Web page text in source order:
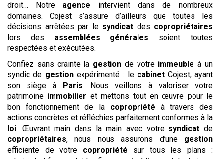
droit… Notre agence intervient dans de nombreux
domaines. Cojest s’assure d’ailleurs que toutes les
décisions arrêtées par le syndicat des copropriétaires
lors des assemblées générales soient toutes
respectées et exécutées.
Confiez sans crainte la gestion de votre immeuble à un
syndic de gestionexpérimenté : le cabinet Cojest, ayant
son siège à
Paris. Nous veillons à valoriser votre
patrimoine immobilier et mettons tout en œuvre pour le
bon fonctionnement de la copropriété à travers des
actions concrètes et réfléchies parfaitement conformes à la
loi. Œuvrant main dans la main avec votre syndicat de
copropriétaires, nous nous assurons d’une gestion
efficiente de votre copropriété sur tous les plans :